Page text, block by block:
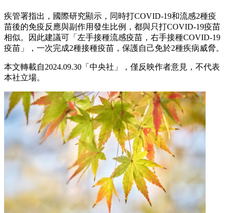
疾管署指出，國際研究顯示，同時打COVID-19和流感2種疫
苗後的免疫反應與副作用發生比例，都與只打COVID-19疫苗
相似。因此建議可「左手接種流感疫苗，右手接種COVID-19
疫苗」，一次完成2種接種疫苗，保護自己免於2種疾病威脅。
本文轉載自2024.09.30「中央社」，僅反映作者意見，不代表
本社立場。